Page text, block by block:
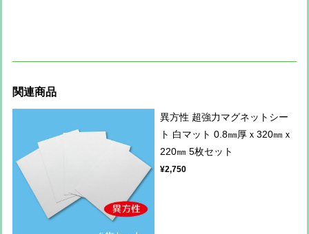
関連商品
異方性 超強力マグネットシー
ト 白マット 0.8㎜厚ｘ320㎜ｘ
220㎜ 5枚セット
¥2,750